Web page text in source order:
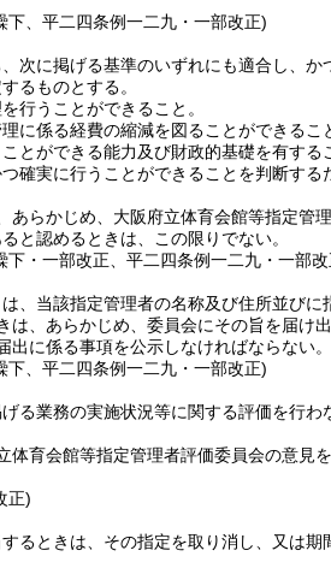
、平二四条例一二九・一部改正)
次に掲げる基準のいずれにも適合し、か
るものとする。
行うことができること。
に係る経費の縮減を図ることができるこ
とができる能力及び財政的基礎を有する
確実に行うことができることを判断す
らかじめ、大阪府立体育会館等指定管
と認めるときは、この限りでない。
・一部改正、平二四条例一二九・一部
、当該指定管理者の名称及び住所並びに
、あらかじめ、委員会にその旨を届け出
に係る事項を公示しなければならない。
、平二四条例一二九・一部改正)
る業務の実施状況等に関する評価を行わ
育会館等指定管理者評価委員会の意見
正)
るときは、その指定を取り消し、又は